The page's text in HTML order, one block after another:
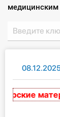
Главная
медицинским